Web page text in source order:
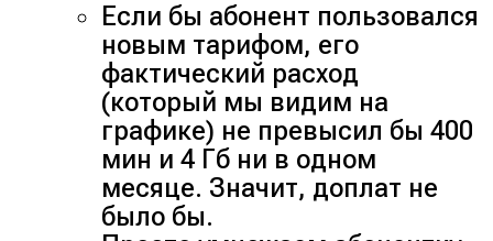
Если бы абонент пользовался
новым тарифом, его
фактический расход
(который мы видим на
графике) не превысил бы 400
мин и 4 Гб ни в одном
месяце. Значит, доплат не
было бы.